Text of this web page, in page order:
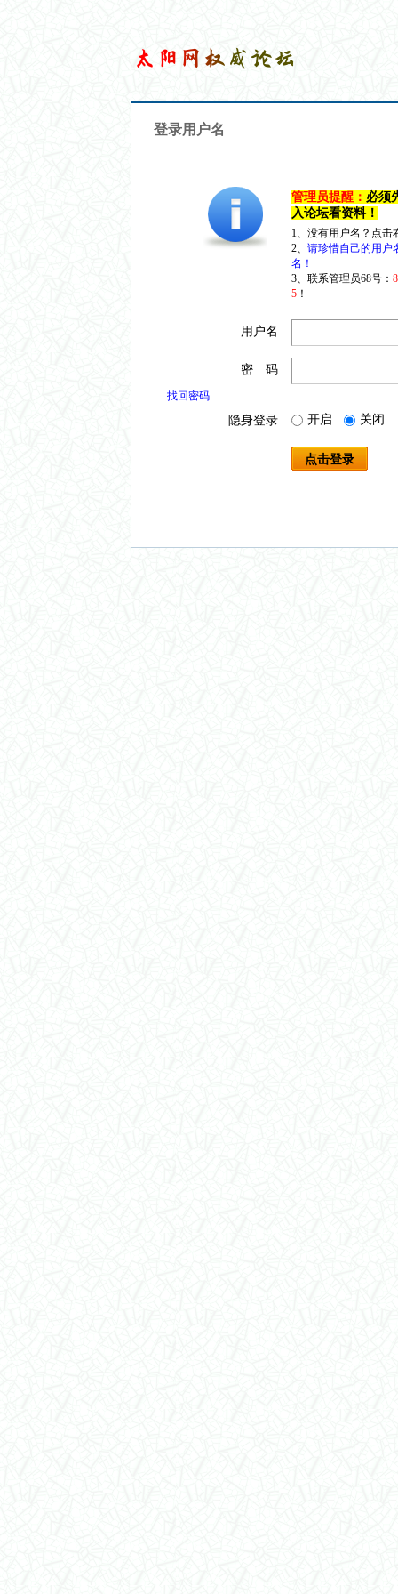
登录用户名
管理员提醒： 必须
入论坛看资料！
1、没有用户名？点
2、 请珍惜自己的用户
名！
3、联系管理员68号：
5 ！
用户名
密 码
找回密码
隐身登录 开启 关闭
点击登录